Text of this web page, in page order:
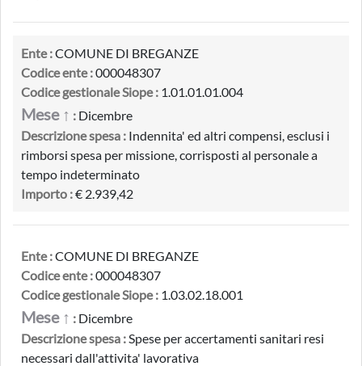
Ente :COMUNE DI BREGANZE
Codice ente :000048307
Codice gestionale Siope : 1.01.01.01.004
Mese ↑ : Dicembre
Descrizione spesa : Indennita' ed altri compensi, esclusi i
rimborsi spesa per missione, corrisposti al personale a
tempo indeterminato
Importo :€ 2.939,42
Ente :COMUNE DI BREGANZE
Codice ente :000048307
Codice gestionale Siope : 1.03.02.18.001
Mese ↑ : Dicembre
Descrizione spesa :Spese per accertamenti sanitari resi
necessari dall'attivita' lavorativa